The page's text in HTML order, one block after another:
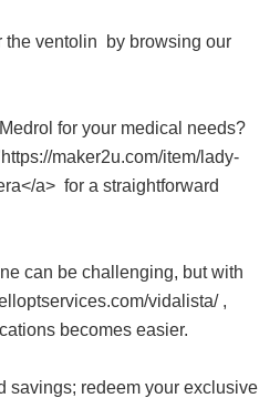
the ventolin by browsing our
for your medical needs?
maker2u.com/item/lady-
a> for a straightforward
can be challenging, but with
vidalista/ ,
becomes easier.
savings; redeem your exclusive